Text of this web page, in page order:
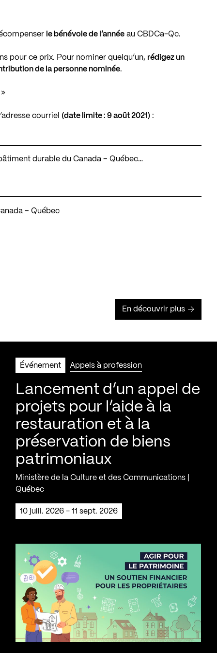
le bénévole de l’année au CBDCa-Qc.
pour ce prix. Pour nominer quelqu’un, rédigez un
de la personne nominée.
courriel (date limite : 9 août 2021) :
durable du Canada – Québec…
– Québec
En découvrir plus
Événement Appels à profession
Lancement d’un appel de
projets pour l’aide à la
restauration et à la
préservation de biens
patrimoniaux
Ministère de la Culture et des Communications |
Québec
10 juill. 2026 - 11 sept. 2026